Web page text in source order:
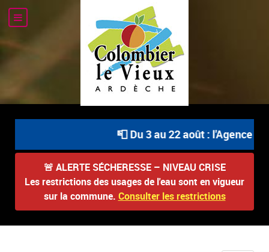
📮 Du 3 au 22 août : l'Agence
🚨 ALERTE SÉCHERESSE – NIVEAU CRISE
Les restrictions des usages de l'eau sont en vigueur
sur la commune. Consulter les restrictions